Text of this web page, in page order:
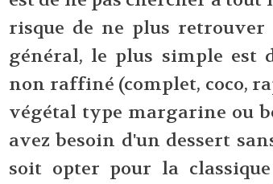
risque de ne plus
général, le plus simple est
non raffiné (complet, coco,
végétal type margarine ou
avez besoin d'un dessert
soit opter pour la